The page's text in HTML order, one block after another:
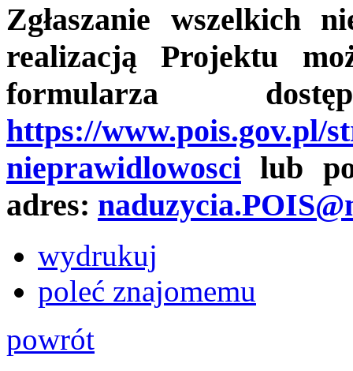
Zgłaszanie wszelkich
realizacją Projektu
formularza
https://www.pois.gov.pl/
nieprawidlowosci lub
adres:
wydrukuj
poleć znajomemu
powrót